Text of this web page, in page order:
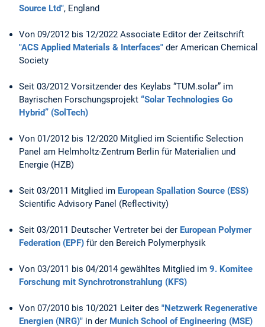
Source Ltd", England
Von 09/2012 bis 12/2022 Associate Editor der Zeitschrift
"ACS Applied Materials & Interfaces" der American Chemical
Society
Seit 03/2012 Vorsitzender des Keylabs “TUM.solar” im
Bayrischen Forschungsprojekt “Solar Technologies Go
Hybrid” (SolTech)
Von 01/2012 bis 12/2020 Mitglied im Scientific Selection
Panel am Helmholtz-Zentrum Berlin für Materialien und
Energie (HZB)
Seit 03/2011 Mitglied im European Spallation Source (ESS)
Scientific Advisory Panel (Reflectivity)
Seit 03/2011 Deutscher Vertreter bei der European Polymer
Federation (EPF) für den Bereich Polymerphysik
Von 03/2011 bis 04/2014 gewähltes Mitglied im 9. Komitee
Forschung mit Synchrotronstrahlung (KFS)
Von 07/2010 bis 10/2021 Leiter des "Netzwerk Regenerative
Energien (NRG)" in der Munich School of Engineering (MSE)